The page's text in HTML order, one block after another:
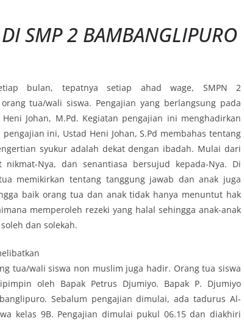
SMP 2 BAMBANGLIPURO
bulan, tepatnya setiap ahad wage, SMPN 2
tua/wali siswa. Pengajian yang berlangsung pada
Johan, M.Pd. Kegiatan pengajian ini menghadirkan
ini, Ustad Heni Johan, S.Pd membahas tentang
syukur adalah dekat dengan ibadah. Mulai dari
Nya, dan senantiasa bersujud kepada-Nya. Di
memikirkan tentang tanggung jawab dan anak juga
baik orang tua dan anak tidak hanya menuntut hak
memperoleh rezeki yang halal sehingga anak-anak
dan solekah.
tua/wali siswa non muslim juga hadir. Orang tua siswa
oleh Bapak Petrus Djumiyo. Bapak P. Djumiyo
Sebalum pengajian dimulai, ada tadurus Al-
kelas 9B. Pengajian dimulai pukul 06.15 dan diakhiri